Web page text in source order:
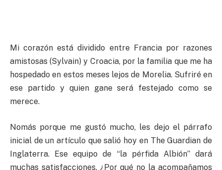
Mi corazón está dividido entre Francia por razones
amistosas (Sylvain) y Croacia, por la familia que me ha
hospedado en estos meses lejos de Morelia. Sufriré en
ese partido y quien gane será festejado como se
merece.
Nomás porque me gustó mucho, les dejo el párrafo
inicial de un artículo que salió hoy en The Guardian de
Inglaterra. Ese equipo de “la pérfida Albión” dará
muchas satisfacciones. ¿Por qué no la acompañamos